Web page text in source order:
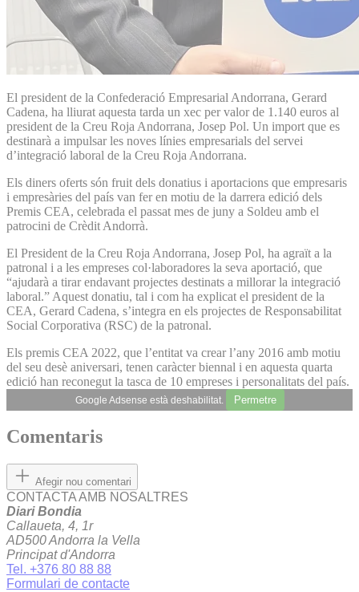
El president de la Confederació Empresarial Andorrana, Gerard
Cadena, ha lliurat aquesta tarda un xec per valor de 1.140 euros al
president de la Creu Roja Andorrana, Josep Pol. Un import que es
destinarà a impulsar les noves línies empresarials del servei
d’integració laboral de la Creu Roja Andorrana.
Els diners oferts són fruit dels donatius i aportacions que empresaris
i empresàries del país van fer en motiu de la darrera edició dels
Premis CEA, celebrada el passat mes de juny a Soldeu amb el
patrocini de Crèdit Andorrà.
El President de la Creu Roja Andorrana, Josep Pol, ha agraït a la
patronal i a les empreses col·laboradores la seva aportació, que
“ajudarà a tirar endavant projectes destinats a millorar la integració
laboral.” Aquest donatiu, tal i com ha explicat el president de la
CEA, Gerard Cadena, s’integra en els projectes de Responsabilitat
Social Corporativa (RSC) de la patronal.
Els premis CEA 2022, que l’entitat va crear l’any 2016 amb motiu
del seu desè aniversari, tenen caràcter biennal i en aquesta quarta
edició han reconegut la tasca de 10 empreses i personalitats del país.
Google Adsense està deshabilitat. Permetre
Comentaris
Afegir nou comentari
CONTACTA AMB NOSALTRES
Diari Bondia
Callaueta, 4, 1r
AD500 Andorra la Vella
Principat d'Andorra
Tel. +376 80 88 88
Formulari de contacte